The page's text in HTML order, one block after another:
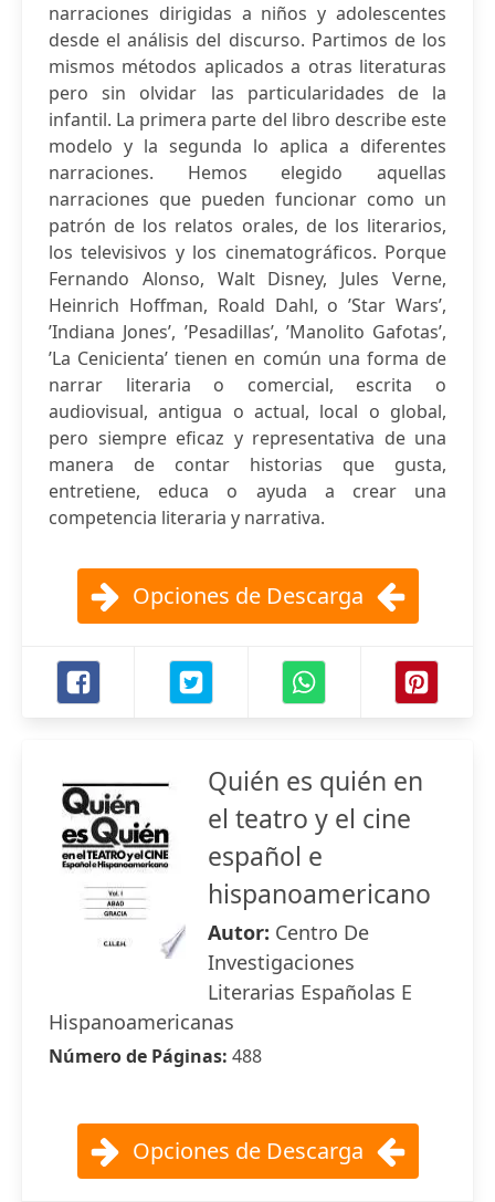
narraciones dirigidas a niños y adolescentes
desde el análisis del discurso. Partimos de los
mismos métodos aplicados a otras literaturas
pero sin olvidar las particularidades de la
infantil. La primera parte del libro describe este
modelo y la segunda lo aplica a diferentes
narraciones. Hemos elegido aquellas
narraciones que pueden funcionar como un
patrón de los relatos orales, de los literarios,
los televisivos y los cinematográficos. Porque
Fernando Alonso, Walt Disney, Jules Verne,
Heinrich Hoffman, Roald Dahl, o ’Star Wars’,
’Indiana Jones’, ’Pesadillas’, ’Manolito Gafotas’,
’La Cenicienta’ tienen en común una forma de
narrar literaria o comercial, escrita o
audiovisual, antigua o actual, local o global,
pero siempre eficaz y representativa de una
manera de contar historias que gusta,
entretiene, educa o ayuda a crear una
competencia literaria y narrativa.
Opciones de Descarga
Quién es quién en
el teatro y el cine
español e
hispanoamericano
Autor: Centro De
Investigaciones
Literarias Españolas E
Hispanoamericanas
Número de Páginas: 488
Opciones de Descarga